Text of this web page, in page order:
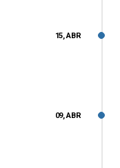
15, ABR
09, ABR